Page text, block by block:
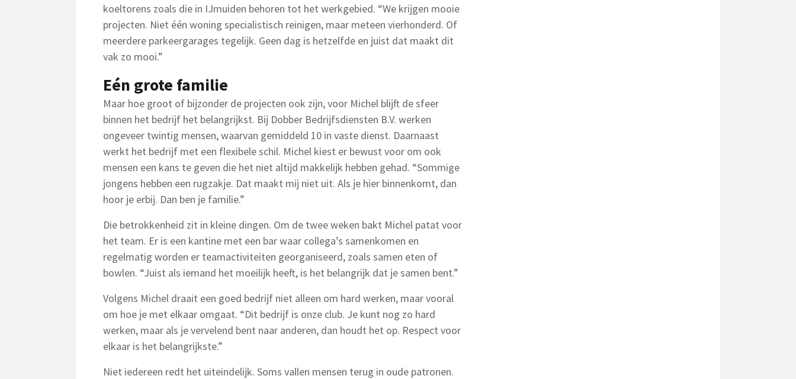
koeltorens zoals die in IJmuiden behoren tot het werkgebied. “We krijgen mooie
projecten. Niet één woning specialistisch reinigen, maar meteen vierhonderd. Of
meerdere parkeergarages tegelijk. Geen dag is hetzelfde en juist dat maakt dit
vak zo mooi.”
Eén grote familie
Maar hoe groot of bijzonder de projecten ook zijn, voor Michel blijft de sfeer
binnen het bedrijf het belangrijkst. Bij Dobber Bedrijfsdiensten B.V. werken
ongeveer twintig mensen, waarvan gemiddeld 10 in vaste dienst. Daarnaast
werkt het bedrijf met een flexibele schil. Michel kiest er bewust voor om ook
mensen een kans te geven die het niet altijd makkelijk hebben gehad. “Sommige
jongens hebben een rugzakje. Dat maakt mij niet uit. Als je hier binnenkomt, dan
hoor je erbij. Dan ben je familie.”
Die betrokkenheid zit in kleine dingen. Om de twee weken bakt Michel patat voor
het team. Er is een kantine met een bar waar collega’s samenkomen en
regelmatig worden er teamactiviteiten georganiseerd, zoals samen eten of
bowlen. “Juist als iemand het moeilijk heeft, is het belangrijk dat je samen bent.”
Volgens Michel draait een goed bedrijf niet alleen om hard werken, maar vooral
om hoe je met elkaar omgaat. “Dit bedrijf is onze club. Je kunt nog zo hard
werken, maar als je vervelend bent naar anderen, dan houdt het op. Respect voor
elkaar is het belangrijkste.”
Niet iedereen redt het uiteindelijk. Soms vallen mensen terug in oude patronen.